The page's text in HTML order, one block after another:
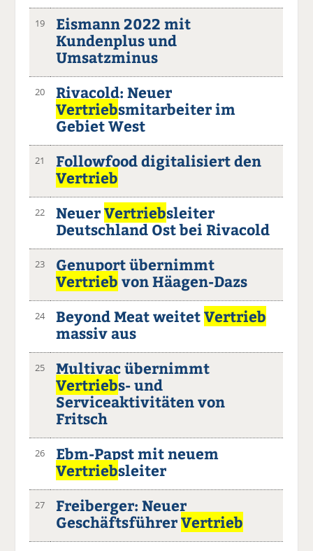
19
Eismann 2022 mit
Kundenplus und
Umsatzminus
20
Rivacold: Neuer
Vertriebsmitarbeiter im
Gebiet West
21
Followfood digitalisiert den
Vertrieb
22 NeuerVertriebsleiter
Deutschland Ost bei Rivacold
23
Genuport übernimmt
Vertrieb von Häagen-Dazs
24 Beyond Meat weitetVertrieb
massiv aus
25
Multivac übernimmt
Vertriebs- und
Serviceaktivitäten von
Fritsch
26
Ebm-Papst mit neuem
Vertriebsleiter
27
Freiberger: Neuer
GeschäftsführerVertrieb